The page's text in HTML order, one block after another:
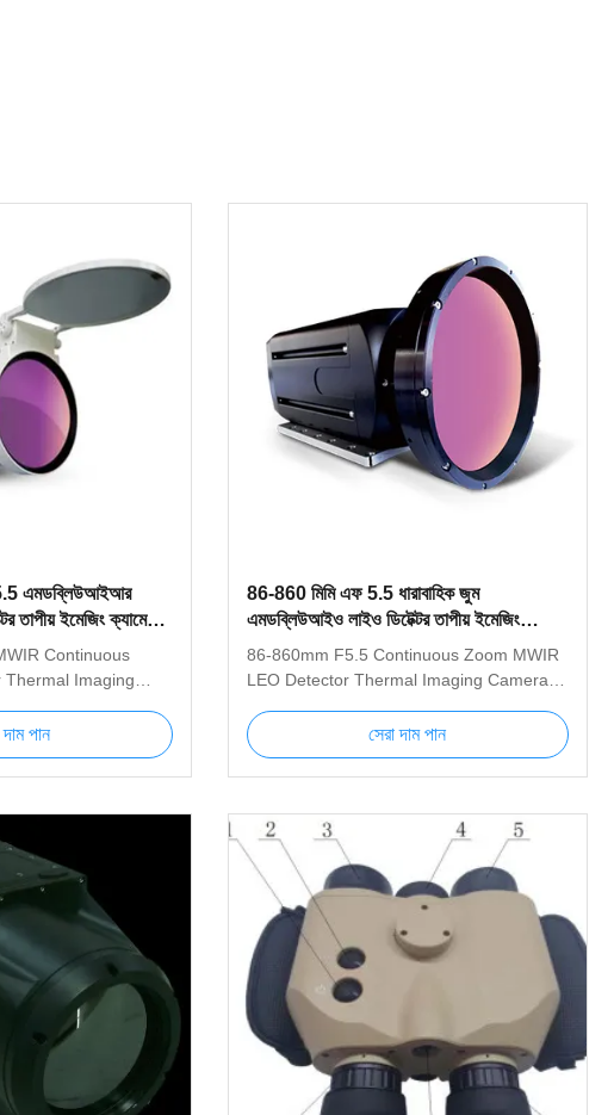
এমডব্লিউআইআর
তাপীয় ইমেজিং ক্যামেরা
Continuous
Thermal Imaging
advanced MWIR
used for long-
highly sensitive
very clear image
the 110mm ～
infrared lens
effectively
as people,
long distance.
দাম পান
86-860 মিমি এফ 5.5 ধারাবাহিক জুম
এমডব্লিউআইও লাইও ডিটেক্টর তাপীয় ইমেজিং
ক্যামেরা সিস্টেম
86-860mm F5.5 Continuous Zoom MWIR
LEO Detector Thermal Imaging Camera
System is an advanced MWIR cooled
thermal imager used for long-distance
detection. The highly sensitive MWIR
produce very clear image with very high
resolution; the 86mm ～ 860mm
continuous zoom infrared lens used in the
product can effectively distinguish targets
such as people, vehicles and ships in long
distance. Figure1 Thermal
সেরা দাম পান